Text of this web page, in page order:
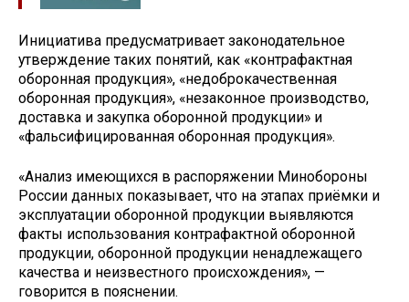
Инициатива предусматривает законодательное
утверждение таких понятий, как «контрафактная
оборонная продукция», «недоброкачественная
оборонная продукция», «незаконное производство,
доставка и закупка оборонной продукции» и
«фальсифицированная оборонная продукция».
«Анализ имеющихся в распоряжении Минобороны
России данных показывает, что на этапах приёмки и
эксплуатации оборонной продукции выявляются
факты использования контрафактной оборонной
продукции, оборонной продукции ненадлежащего
качества и неизвестного происхождения», —
говорится в пояснении.